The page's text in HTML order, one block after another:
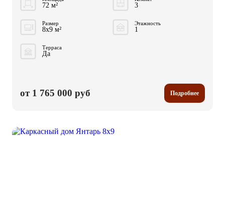
72 м² 3
Размер
8x9 м²
Этажность
1
Терраса
Да
от 1 765 000 руб Подробнее